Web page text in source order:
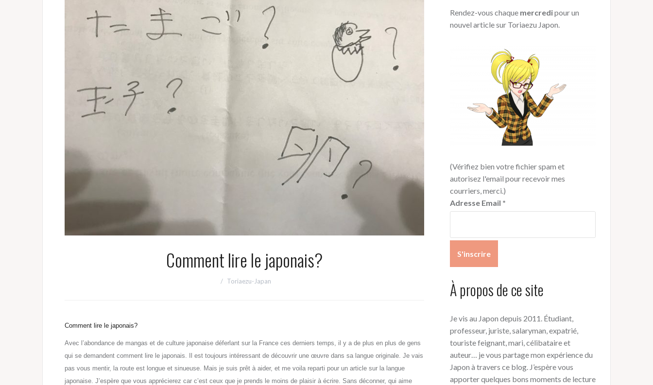
Comment lire le japonais?
Toriaezu-Japan
Comment lire le japonais?
Avec l’abondance de mangas et de culture japonaise déferlant sur la France ces derniers temps, il y a de plus en plus de gens
qui se demandent comment lire le japonais. Il est toujours intéressant de découvrir une œuvre dans sa langue originale. Je vais
pas vous mentir, la route est longue et sinueuse. Mais je suis prêt à aider, et me voila reparti pour un article sur la langue
japonaise. J’espère que vous apprécierez car c’est ceux que je prends le moins de plaisir à écrire. Sans déconner, qui aime
Rendez-vous chaque mercredipour un
nouvel article sur Toriaezu Japon.
(Vérifiez bien votre fichier spam et
autorisez l'email pour recevoir mes
courriers, merci.)
Adresse Email *
À propos de ce site
Je vis au Japon depuis 2011. Étudiant,
professeur, juriste, salaryman, expatrié,
touriste feignant, mari, célibataire et
auteur… je vous partage mon expérience du
Japon à travers ce blog. J’espère vous
apporter quelques bons moments de lecture